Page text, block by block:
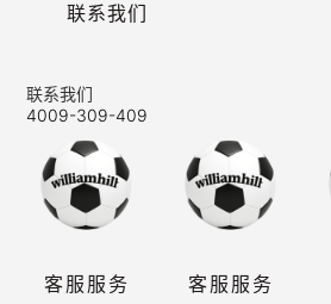
联系我们
联系我们
4009-309-409
客服服务 客服服务